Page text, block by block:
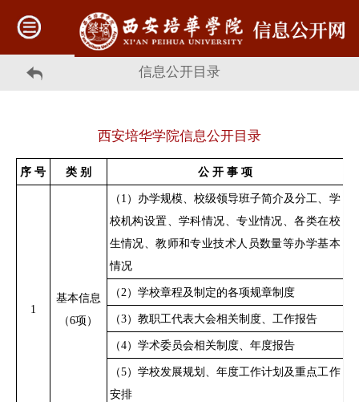
信息公开目录
西安培华学院信息公开目录
序 号 类 别 公 开 事 项
1
基本信息
（6项）
（ 1）办学规模、校级领导班子简介及分工、学
校机构设置、学科情况、专业情况、各类在校
生情况、教师和专业技术人员数量等办学基本
情况
（2）学校章程及制定的各项规章制度
（3）教职工代表大会相关制度、工作报告
（4）学术委员会相关制度、年度报告
（5）学校发展规划、年度工作计划及重点工作
安排